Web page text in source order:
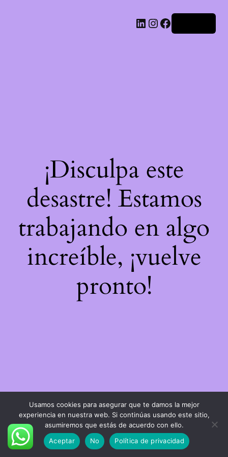
LinkedIn
Instagram
Facebook
¡Disculpa este
desastre! Estamos
trabajando en algo
increíble, ¡vuelve
pronto!
Usamos cookies para asegurar que te damos la mejor
experiencia en nuestra web. Si continúas usando este sitio,
asumiremos que estás de acuerdo con ello.
Aceptar
No Política de privacidad